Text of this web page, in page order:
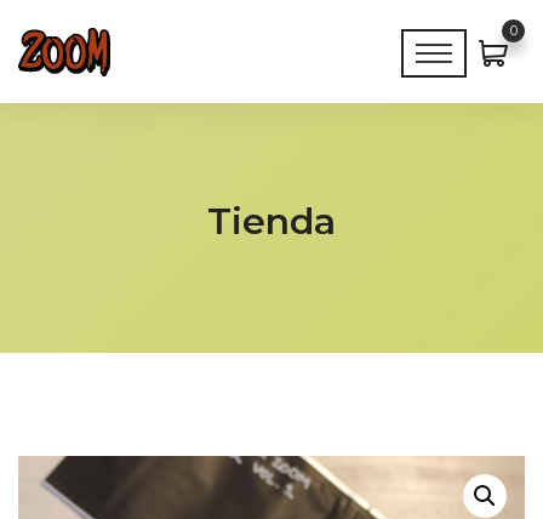
0
Tienda